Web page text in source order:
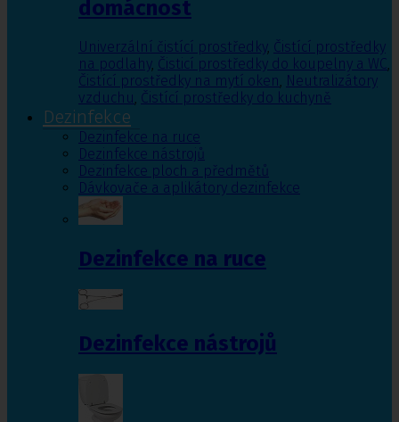
domácnost
Univerzální čistící prostředky, Čistící prostředky
na podlahy, Čisticí prostředky do koupelny a WC,
Čistící prostředky na mytí oken, Neutralizátory
vzduchu, Čistící prostředky do kuchyně
Dezinfekce
Dezinfekce na ruce
Dezinfekce nástrojů
Dezinfekce ploch a předmětů
Dávkovače a aplikátory dezinfekce
Dezinfekce na ruce
Dezinfekce nástrojů